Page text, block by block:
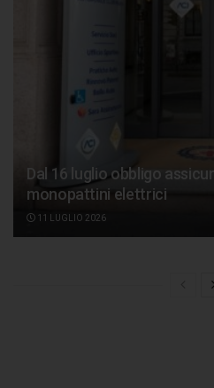
Dal 16 luglio obbligo
monopattini elettrici
11 LUGLIO 2026